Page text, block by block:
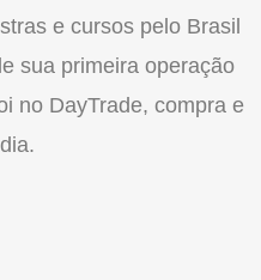
e cursos pelo Brasil
sua primeira operação
no DayTrade, compra e